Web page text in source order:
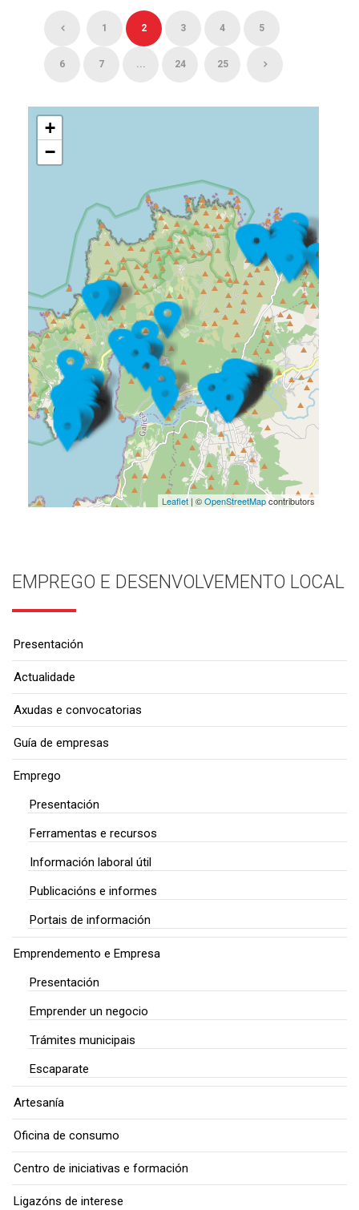
1 2 3 4 5
6 7 ... 24 25
+
−
Leaflet| ©OpenStreetMapcontributors
EMPREGO E DESENVOLVEMENTO LOCAL
Presentación
Actualidade
Axudas e convocatorias
Guía de empresas
Emprego
Presentación
Ferramentas e recursos
Información laboral útil
Publicacións e informes
Portais de información
Emprendemento e Empresa
Presentación
Emprender un negocio
Trámites municipais
Escaparate
Artesanía
Oficina de consumo
Centro de iniciativas e formación
Ligazóns de interese